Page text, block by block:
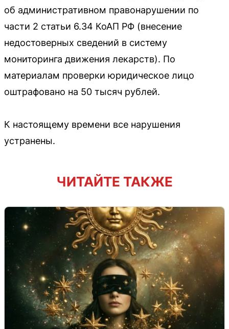
об административном правонарушении по
части 2 статьи 6.34 КоАП РФ (внесение
недостоверных сведений в систему
мониторинга движения лекарств). По
материалам проверки юридическое лицо
оштрафовано на 50 тысяч рублей.
К настоящему времени все нарушения
устранены.
ЧИТАЙТЕ ТАКЖЕ